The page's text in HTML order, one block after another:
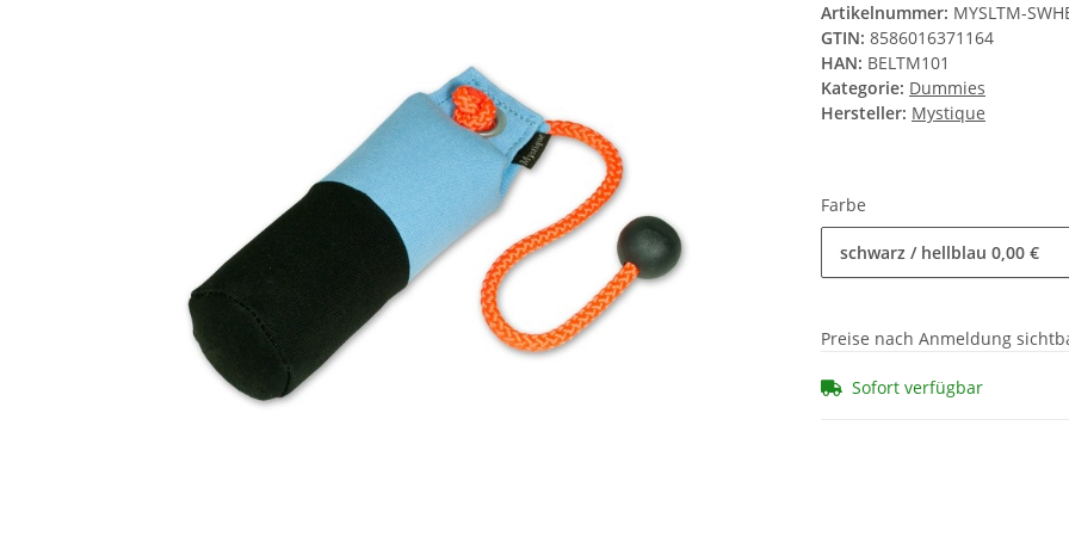
Artikelnummer: MYSLTM-
GTIN: 8586016371164
HAN: BELTM101
Kategorie: Dummies
Hersteller: Mystique
Farbe
schwarz / hellblau 0,00 €
Preise nach Anmeldung
Sofort verfügbar